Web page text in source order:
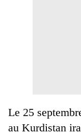
Le 25
au Kurdistan